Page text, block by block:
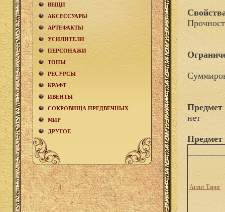
ВЕЩИ
АКCЕСCУАРЫ
АРТЕФАКТЫ
УСИЛИТЕЛИ
ПЕРСОНАЖИ
ТОПЫ
РЕСУРСЫ
КРАФТ
ИВЕНТЫ
СОКРОВИЩА ПРЕДВЕЧНЫХ
МИР
ДРУГОЕ
Предмет
нет
Предмет
Агент Таррг